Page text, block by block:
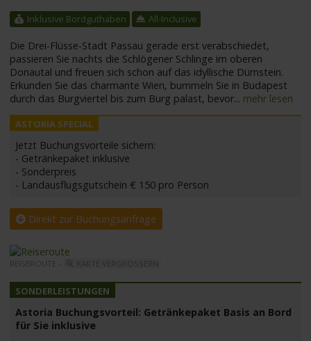
Inklusive Bordguthaben All-Inclusive
Die Drei-Flüsse-Stadt Passau gerade erst verabschiedet,
passieren Sie nachts die Schlögener Schlinge im oberen
Donautal und freuen sich schon auf das idyllische Dürnstein.
Erkunden Sie das charmante Wien, bummeln Sie in Budapest
durch das Burgviertel bis zum Burg palast, bevor... mehr lesen
Jetzt Buchungsvorteile sichern:
- Getränkepaket inklusive
- Sonderpreis
- Landausflugsgutschein € 150 pro Person
Direkt zur Buchungsanfrage
REISEROUTE -
Astoria Buchungsvorteil: Getränkepaket Basis an Bord
für Sie inklusive